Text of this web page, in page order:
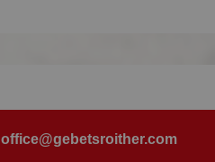
office@gebetsroither.com